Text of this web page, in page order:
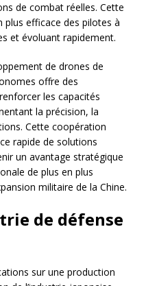
de combat réelles. Cette
efficace des pilotes à
et évoluant rapidement.
de drones de
offre des
les capacités
la précision, la
Cette coopération
rapide de solutions
un avantage stratégique
de plus en plus
militaire de la Chine.
de défense
sur une production